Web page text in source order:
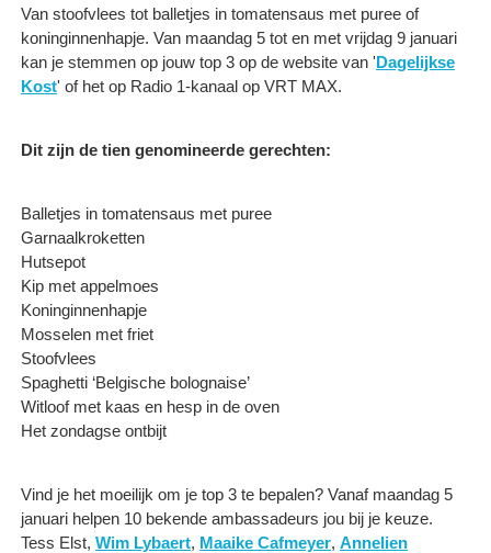
Van stoofvlees tot balletjes in tomatensaus met puree of
koninginnenhapje. Van maandag 5 tot en met vrijdag 9 januari
kan je stemmen op jouw top 3 op de website van 'Dagelijkse
Kost' of het op Radio 1-kanaal op VRT MAX.
Dit zijn de tien genomineerde gerechten:
Balletjes in tomatensaus met puree
Garnaalkroketten
Hutsepot
Kip met appelmoes
Koninginnenhapje
Mosselen met friet
Stoofvlees
Spaghetti ‘Belgische bolognaise’
Witloof met kaas en hesp in de oven
Het zondagse ontbijt
Vind je het moeilijk om je top 3 te bepalen? Vanaf maandag 5
januari helpen 10 bekende ambassadeurs jou bij je keuze.
Tess Elst, Wim Lybaert, Maaike Cafmeyer, Annelien